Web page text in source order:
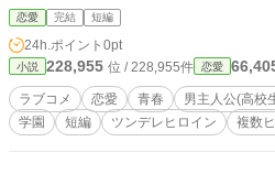
えてわからないなら、当たって砕けろ！」、と。 そんな真っ直ぐな少年
泳を研磨し合う仲間達の青春ラブコメ！ 普段はツンケンしているあの子が！？
普段は他人行儀なあの子が！？ 普段は礼儀正しい御令
始まる物語はどんな方向へと向かって行くのでしょう
ヨム様、小説家になろう様にも掲載させて
恋愛 完結 短編
24h.ポイント 0pt
小説 228,955 位 / 228,955件 恋愛
ラブコメ 恋愛 青春 男主人公(高校
学園
短編 ツンデレヒロイン 複数